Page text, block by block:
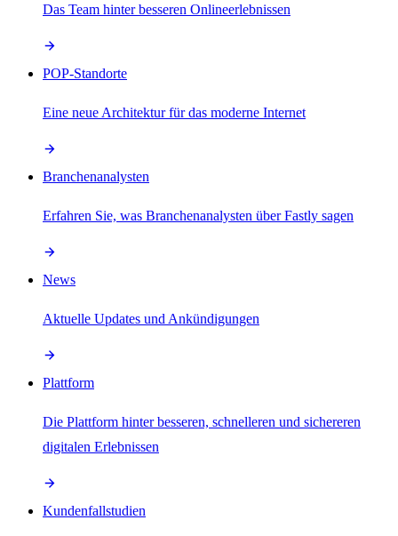
Das Team hinter besseren Onlineerlebnissen
POP-Standorte
Eine neue Architektur für das moderne Internet
Branchenanalysten
Erfahren Sie, was Branchenanalysten über Fastly sagen
News
Aktuelle Updates und Ankündigungen
Plattform
Die Plattform hinter besseren, schnelleren und sichereren
digitalen Erlebnissen
Kundenfallstudien